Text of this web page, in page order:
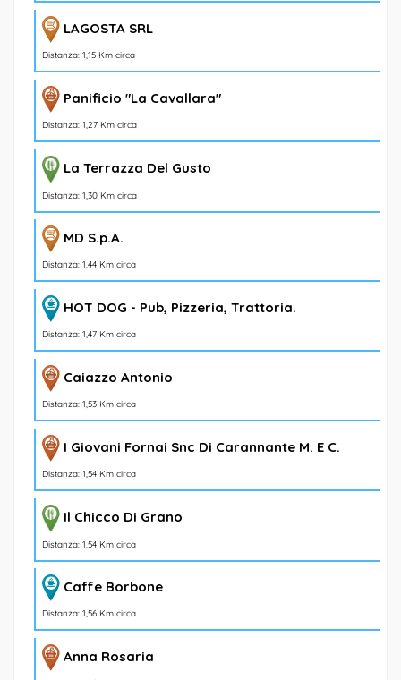
LAGOSTA SRL
Distanza: 1,15 Km circa
Panificio "La Cavallara"
Distanza: 1,27 Km circa
La Terrazza Del Gusto
Distanza: 1,30 Km circa
MD S.p.A.
Distanza: 1,44 Km circa
HOT DOG - Pub, Pizzeria, Trattoria.
Distanza: 1,47 Km circa
Caiazzo Antonio
Distanza: 1,53 Km circa
I Giovani Fornai Snc Di Carannante M. E C.
Distanza: 1,54 Km circa
Il Chicco Di Grano
Distanza: 1,54 Km circa
Caffe Borbone
Distanza: 1,56 Km circa
Anna Rosaria